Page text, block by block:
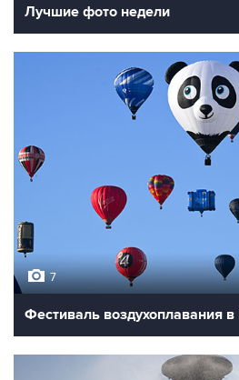
Лучшие фото недели
7
Фестиваль воздухоплавания в